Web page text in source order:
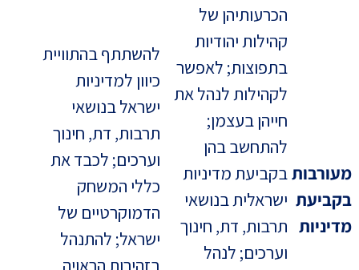
מעורבות
בקביעת
מדיניות
הכרעותיהן של
קהילות יהודיות
בתפוצות; לאפשר
לקהילות לנהל את
חייהן בעצמן;
להתחשב בהן
בקביעת מדיניות
ישראלית בנושאי
תרבות, דת, חינוך
וערכים; לנהל
להשתתף בהתוויית
כיוון למדיניות
ישראל בנושאי
תרבות, דת, חינוך
וערכים; לכבד את
כללי המשחק
הדמוקרטיים של
ישראל; להתנהל
בזהירות הראויה